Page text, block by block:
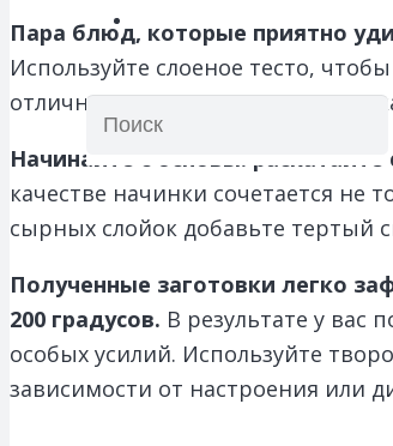
Пара блюд, которые приятно
Используйте слоеное тесто,
отлично подойдут как для
Начинайте с основы:
качестве начинки сочетается не
сырных слойок добавьте тертый
Полученные заготовки легко
200 градусов. В результате у вас
особых усилий. Используйте
зависимости от настроения или